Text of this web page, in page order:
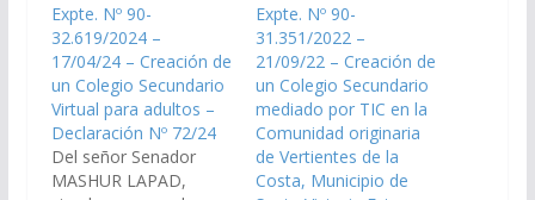
Expte. Nº 90-
32.619/2024 –
17/04/24 – Creación de
un Colegio Secundario
Virtual para adultos –
Declaración Nº 72/24
Del señor Senador
MASHUR LAPAD,
Expte. Nº 90-
31.351/2022 –
21/09/22 – Creación de
un Colegio Secundario
mediado por TIC en la
Comunidad originaria
de Vertientes de la
Costa, Municipio de